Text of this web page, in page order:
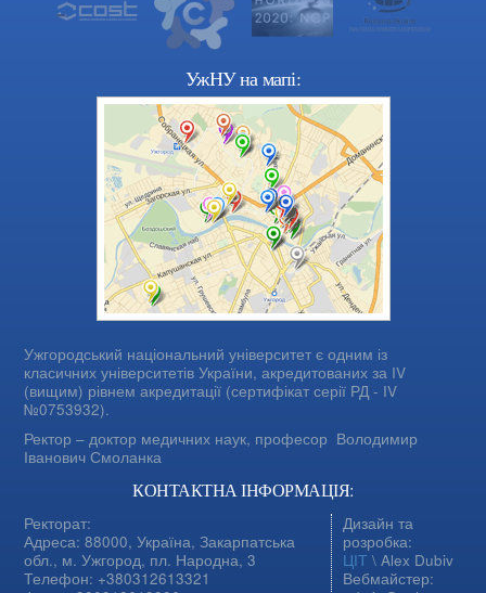
УжНУ на мапі:
Ужгородський національний університет є одним із
класичних університетів України, акредитованих за IV
(вищим) рівнем акредитації (сертифікат серії РД - IV
№0753932).
Ректор – доктор медичних наук, професор Володимир
Іванович Смоланка
КОНТАКТНА ІНФОРМАЦІЯ:
Ректорат:
Адреса: 88000, Україна, Закарпатська
обл., м. Ужгород, пл. Народна, 3
Телефон: +380312613321
Дизайн та
розробка:
ЦІТ \ Alex Dubiv
Вебмайстер: